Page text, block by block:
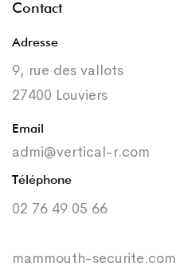
Contact
Adresse
9, rue des vallots
27400 Louviers
Email
admi@vertical-r.com
Téléphone
02 76 49 05 66
mammouth-securite.com